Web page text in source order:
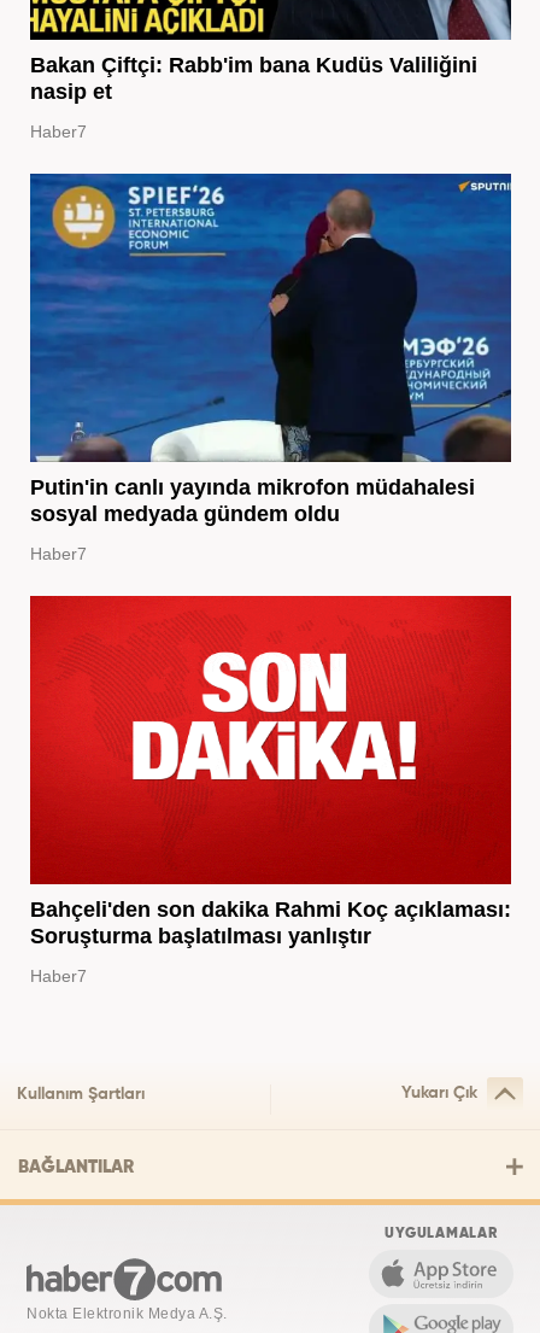
Bakan Çiftçi: Rabb'im bana Kudüs Valiliğini
nasip et
Haber7
Putin'in canlı yayında mikrofon müdahalesi
sosyal medyada gündem oldu
Haber7
Bahçeli'den son dakika Rahmi Koç açıklaması:
Soruşturma başlatılması yanlıştır
Haber7
Kullanım Şartları Yukarı Çık
BAĞLANTILAR
Nokta Elektronik Medya A.Ş.
UYGULAMALAR